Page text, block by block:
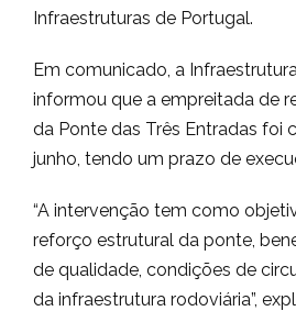
Infraestruturas de Portugal.
Em comunicado, a
informou que a empreitada de
da Ponte das Três Entradas foi
junho, tendo um prazo de
“A intervenção tem como
reforço estrutural da ponte,
de qualidade, condições de
da infraestrutura rodoviária”,